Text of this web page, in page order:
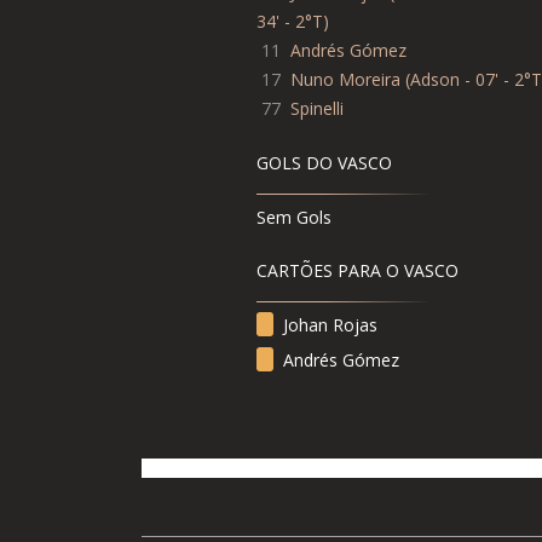
34' - 2°T)
11 Andrés Gómez
17 Nuno Moreira (Adson - 07' - 2°T
77 Spinelli
GOLS DO VASCO
Sem Gols
CARTÕES PARA O VASCO
Johan Rojas
Andrés Gómez